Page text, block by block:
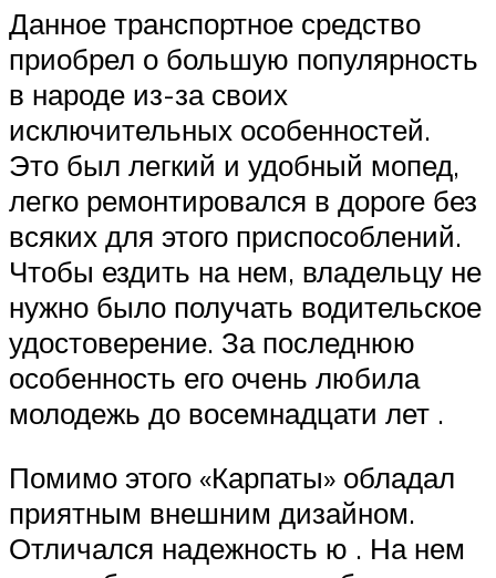
Данное транспортное средство
приобрел о большую популярность
в народе из-за своих
исключительных особенностей.
Это был легкий и удобный мопед,
легко ремонтировался в дороге без
всяких для этого приспособлений.
Чтобы ездить на нем, владельцу не
нужно было получать водительское
удостоверение. За последнюю
особенность его очень любила
молодежь до восемнадцати лет .
Помимо этого «Карпаты» обладал
приятным внешним дизайном.
Отличался надежность ю . На нем